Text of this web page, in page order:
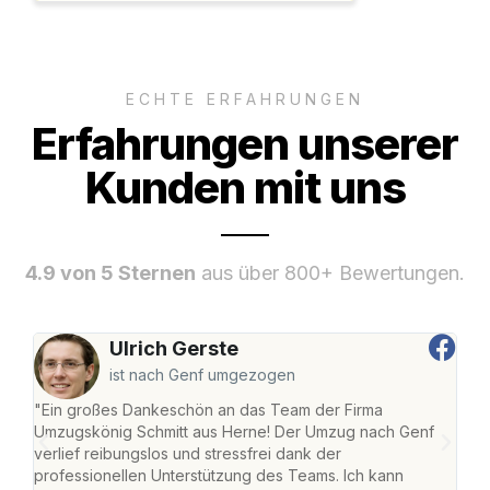
ECHTE ERFAHRUNGEN
Erfahrungen unserer
Kunden mit uns
4.9 von 5 Sternen aus über 800+ Bewertungen.
Ulrich Gerste
ist nach Genf umgezogen
"Ein großes Dankeschön an das Team der Firma
Umzugskönig Schmitt aus Herne! Der Umzug nach Genf
verlief reibungslos und stressfrei dank der
professionellen Unterstützung des Teams. Ich kann